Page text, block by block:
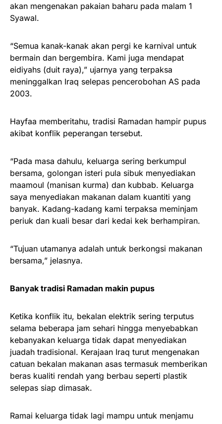
akan mengenakan pakaian baharu pada malam 1
Syawal.
“Semua kanak-kanak akan pergi ke karnival untuk
bermain dan bergembira. Kami juga mendapat
eidiyahs (duit raya),” ujarnya yang terpaksa
meninggalkan Iraq selepas pencerobohan AS pada
2003.
Hayfaa memberitahu, tradisi Ramadan hampir pupus
akibat konflik peperangan tersebut.
“Pada masa dahulu, keluarga sering berkumpul
bersama, golongan isteri pula sibuk menyediakan
maamoul (manisan kurma) dan kubbab. Keluarga
saya menyediakan makanan dalam kuantiti yang
banyak. Kadang-kadang kami terpaksa meminjam
periuk dan kuali besar dari kedai kek berhampiran.
“Tujuan utamanya adalah untuk berkongsi makanan
bersama,” jelasnya.
Banyak tradisi Ramadan makin pupus
Ketika konflik itu, bekalan elektrik sering terputus
selama beberapa jam sehari hingga menyebabkan
kebanyakan keluarga tidak dapat menyediakan
juadah tradisional. Kerajaan Iraq turut mengenakan
catuan bekalan makanan asas termasuk memberikan
beras kualiti rendah yang berbau seperti plastik
selepas siap dimasak.
Ramai keluarga tidak lagi mampu untuk menjamu